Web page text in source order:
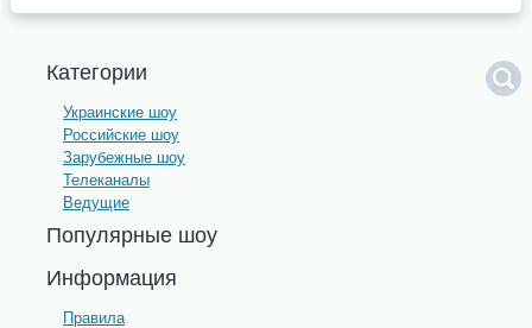
Категории
Украинские шоу
Российские шоу
Зарубежные шоу
Телеканалы
Ведущие
Популярные шоу
Информация
Правила